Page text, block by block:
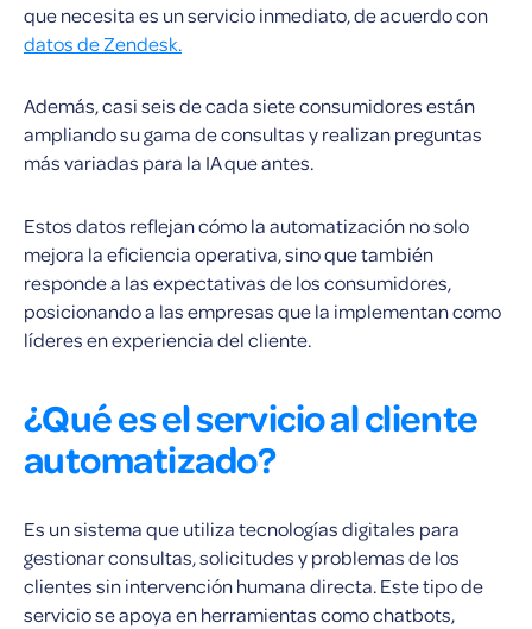
que necesita es un servicio inmediato, de acuerdo con
datos de Zendesk.
Además, casi seis de cada siete consumidores están
ampliando su gama de consultas y realizan preguntas
más variadas para la IA que antes.
Estos datos reflejan cómo la automatización no solo
mejora la eficiencia operativa, sino que también
responde a las expectativas de los consumidores,
posicionando a las empresas que la implementan como
líderes en experiencia del cliente.
¿Qué es el servicio al cliente
automatizado?
Es un sistema que utiliza tecnologías digitales para
gestionar consultas, solicitudes y problemas de los
clientes sin intervención humana directa. Este tipo de
servicio se apoya en herramientas como chatbots,